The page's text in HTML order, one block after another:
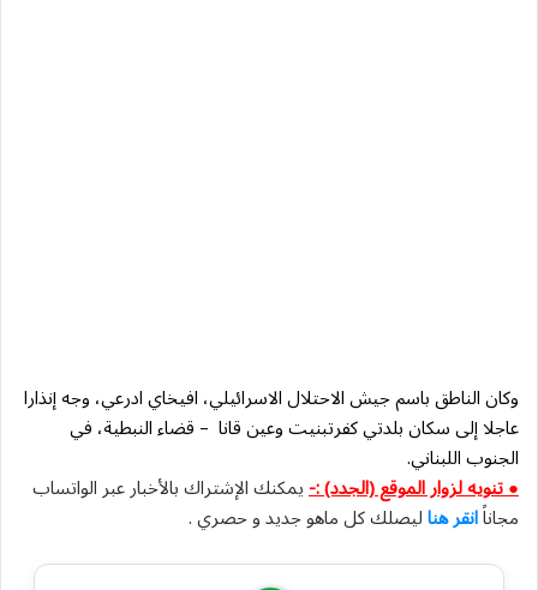
وكان الناطق باسم جيش الاحتلال الاسرائيلي، افيخاي ادرعي، وجه إنذارا
عاجلا إلى سكان بلدتي كفرتبنيت وعين قانا – قضاء النبطية، في
الجنوب اللبناني.
● تنويه لزوار الموقع (الجدد) :-يمكنك الإشتراك بالأخبار عبر الواتساب
مجاناًانقر هناليصلك كل ماهو جديد و حصري .